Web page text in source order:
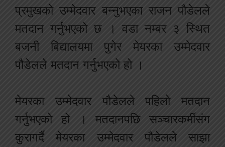
प्रमुखको उम्मेदवार बन्नुभएका राजन पौडेलले
मतदान गर्नुभएको छ । वडा नम्बर ३ स्थित
बजनी बिद्यालयमा पुगेर मेयरका उम्मेदवार
पौडेलले मतदान गर्नुभएको हो ।
मेयरका उम्मेदवार पौडेलले पहिलो मतदान
गर्नुभएको हो । मतदानपछि सञ्चारकर्मीसंग
कुरागर्दै मेयरका उम्मेदवार पौडेलले साझा